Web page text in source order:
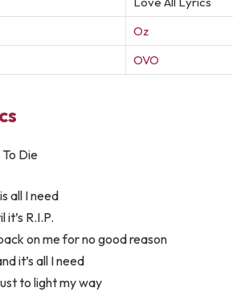
Oz
OVO
Die
all I need
R.I.P.
on me for no good reason
it’s all I need
to light my way